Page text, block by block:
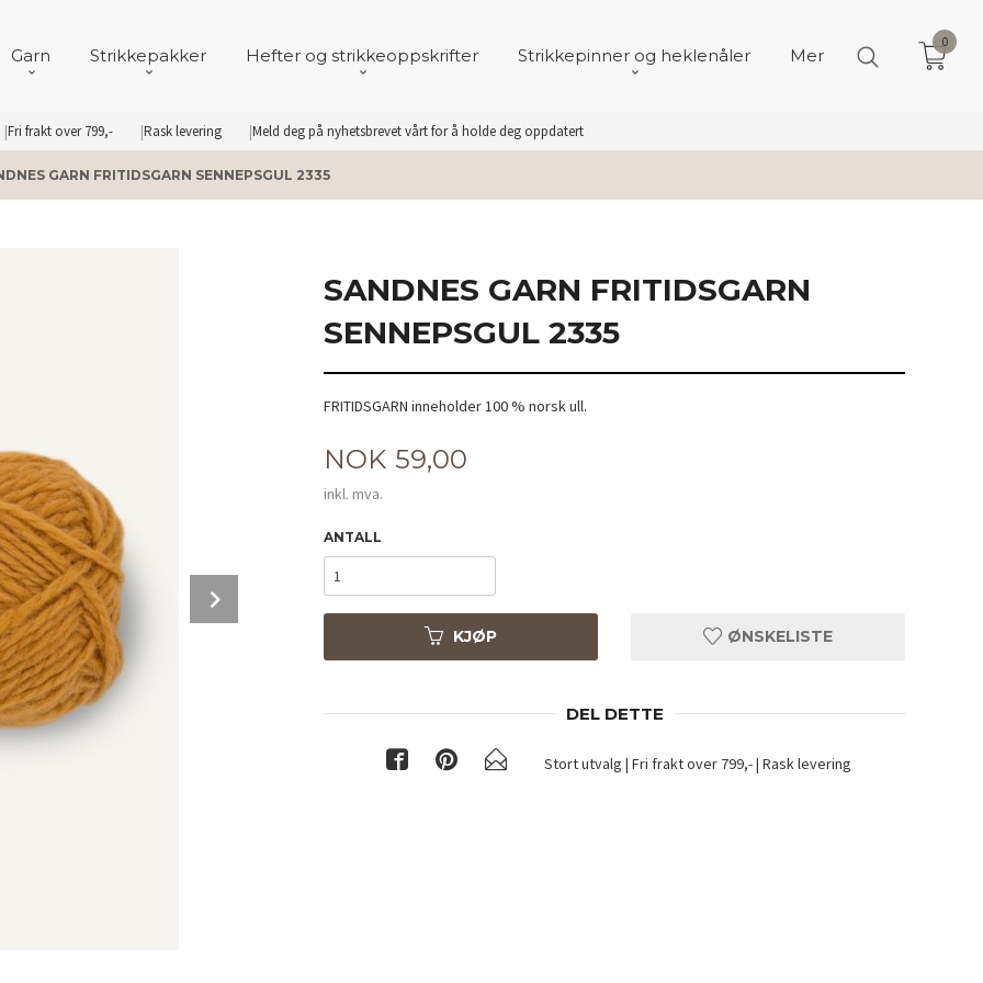
Fri frakt over 799,- Rask levering Meld deg på nyhetsbrevet vårt for å holde deg oppdatert
Garn Strikkepakker Hefter og strikkeoppskrifter Strikkepinner og heklenåler Mer
0
GARN FRITIDSGARN SENNEPSGUL 2335
SANDNES GARN FRITIDSGARN
SENNEPSGUL 2335
FRITIDSGARN inneholder 100 % norsk ull.
Pris
NOK 59,00
inkl. mva.
ANTALL
KJØP ØNSKELISTE
DEL DETTE
Stort utvalg | Fri frakt over 799,- | Rask levering